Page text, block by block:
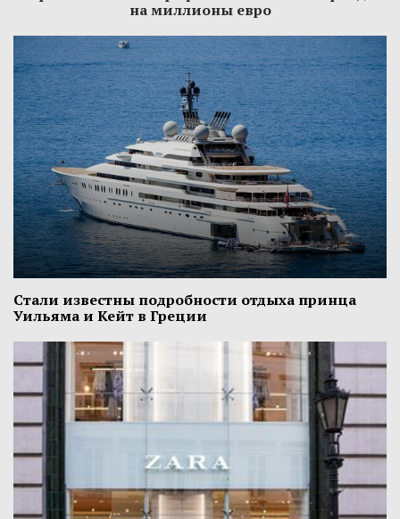
на миллионы евро
Стали известны подробности отдыха принца
Уильяма и Кейт в Греции